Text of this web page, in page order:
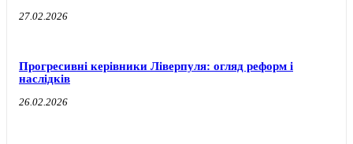
27.02.2026
Прогресивні керівники Ліверпуля: огляд реформ і
наслідків
26.02.2026